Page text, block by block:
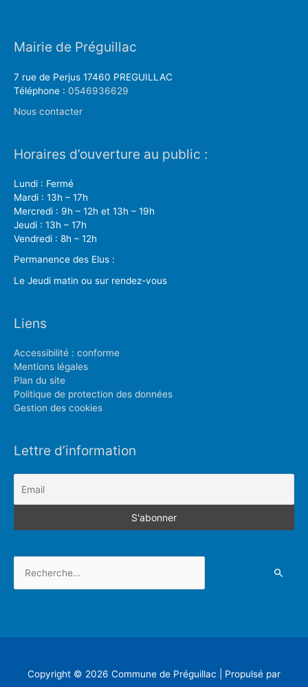
Mairie de Préguillac
7 rue de Perjus 17460 PREGUILLAC
Téléphone : 0546936629
Nous contacter
Horaires d’ouverture au public :
Lundi : Fermé
Mardi : 13h – 17h
Mercredi : 9h – 12h et 13h – 19h
Jeudi : 13h – 17h
Vendredi : 8h – 12h
Permanence des Elus :
Le Jeudi matin ou sur rendez-vous
Liens
Accessibilité : conforme
Mentions légales
Plan du site
Politique de protection des données
Gestion des cookies
Lettre d’information
Copyright © 2026 Commune de Préguillac | Propulsé par